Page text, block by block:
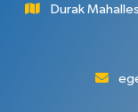
Durak